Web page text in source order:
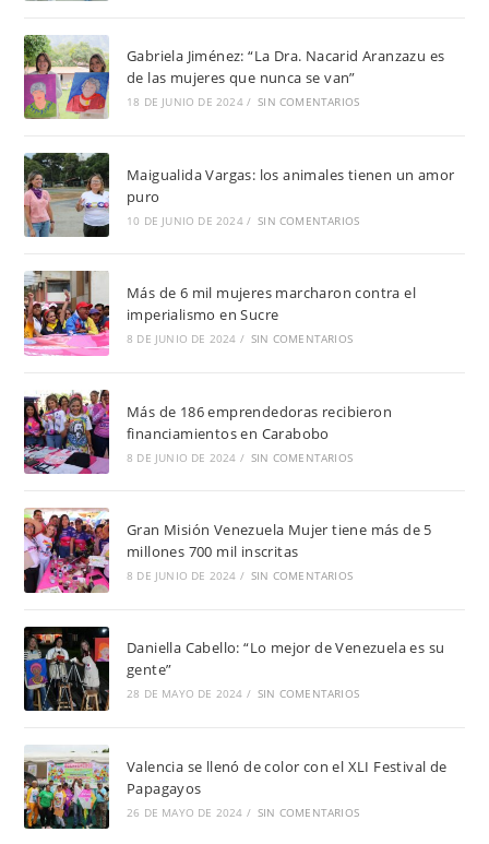
Gabriela Jiménez: “La Dra. Nacarid Aranzazu es
de las mujeres que nunca se van”
18 DE JUNIO DE 2024 / SIN COMENTARIOS
Maigualida Vargas: los animales tienen un amor
puro
10 DE JUNIO DE 2024 / SIN COMENTARIOS
Más de 6 mil mujeres marcharon contra el
imperialismo en Sucre
8 DE JUNIO DE 2024 / SIN COMENTARIOS
Más de 186 emprendedoras recibieron
financiamientos en Carabobo
8 DE JUNIO DE 2024 / SIN COMENTARIOS
Gran Misión Venezuela Mujer tiene más de 5
millones 700 mil inscritas
8 DE JUNIO DE 2024 / SIN COMENTARIOS
Daniella Cabello: “Lo mejor de Venezuela es su
gente”
28 DE MAYO DE 2024 / SIN COMENTARIOS
Valencia se llenó de color con el XLI Festival de
Papagayos
26 DE MAYO DE 2024 / SIN COMENTARIOS